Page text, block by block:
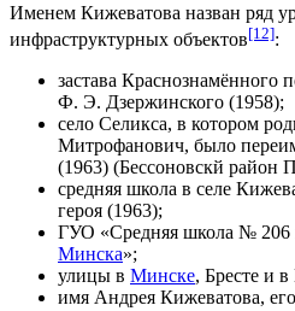
Именем Кижеватова назван ряд
инфраструктурных объектов[12]:
застава Краснознамённого
Ф. Э. Дзержинского (1958);
село Селикса, в котором
Митрофанович, было
(1963) (Бессоновскй район
средняя школа в селе
героя (1963);
ГУО «Средняя школа №
Минска»;
улицы в Минске, Бресте и в
имя Андрея Кижеватова,